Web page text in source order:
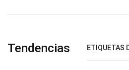
Tendencias ETIQUETAS